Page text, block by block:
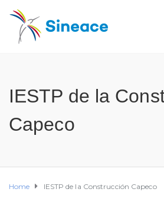
IESTP de la
Capeco
Home IESTP de la Construcción Capeco